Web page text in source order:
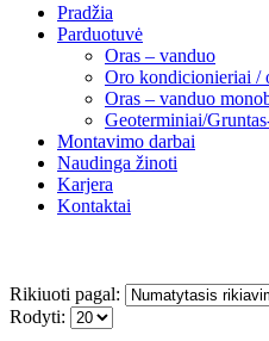
Pradžia
Parduotuvė
Oras – vanduo
Oro kondicionieriai /
Oras – vanduo
Geoterminiai/
Montavimo darbai
Naudinga žinoti
Karjera
Kontaktai
Rikiuoti pagal:
Rodyti: